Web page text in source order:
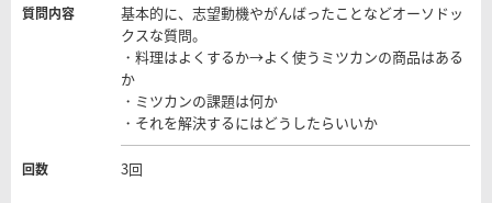
質問内容
基本的に、志望動機やがんばったことなどオーソドッ
クスな質問。
・料理はよくするか→よく使うミツカンの商品はある
か
・ミツカンの課題は何か
・それを解決するにはどうしたらいいか
回数 3回